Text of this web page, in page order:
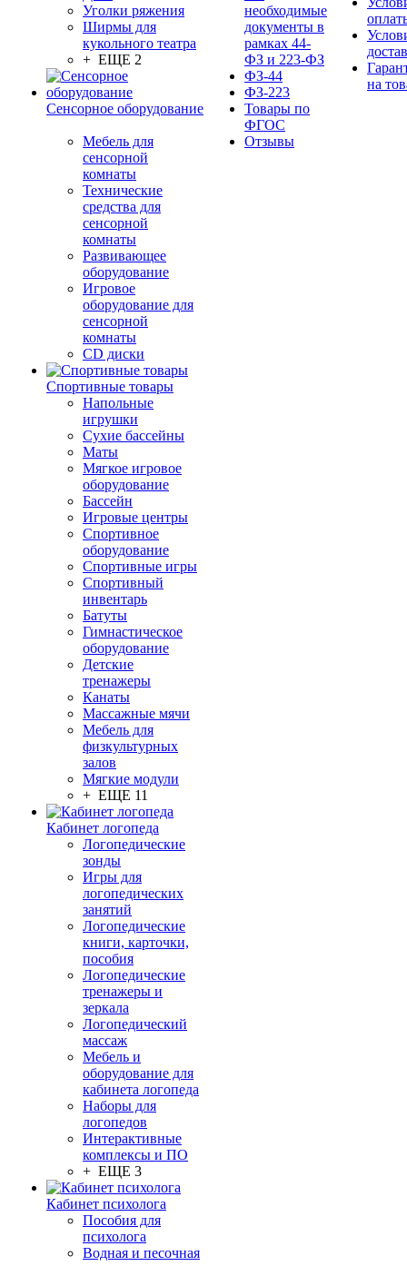
Уголки ряжения
Ширмы для
кукольного театра
+ ЕЩЕ 2
Сенсорное оборудование
Мебель для
сенсорной
комнаты
Технические
средства для
сенсорной
комнаты
Развивающее
оборудование
Игровое
оборудование для
сенсорной
комнаты
CD диски
Спортивные товары
Напольные
игрушки
Сухие бассейны
Маты
Мягкое игровое
оборудование
Бассейн
Игровые центры
Спортивное
оборудование
Спортивные игры
Спортивный
инвентарь
Батуты
Гимнастическое
оборудование
Детские
тренажеры
Канаты
Массажные мячи
Мебель для
физкультурных
залов
Мягкие модули
+ ЕЩЕ 11
Кабинет логопеда
Логопедические
зонды
Игры для
логопедических
занятий
Логопедические
книги, карточки,
пособия
Логопедические
тренажеры и
зеркала
Логопедический
массаж
Мебель и
оборудование для
кабинета логопеда
Наборы для
логопедов
Интерактивные
комплексы и ПО
+ ЕЩЕ 3
Кабинет психолога
Пособия для
психолога
Водная и песочная
необходимые
документы в
рамках 44-
ФЗ и 223-ФЗ
ФЗ-44
ФЗ-223
Товары по
ФГОС
Отзывы
на